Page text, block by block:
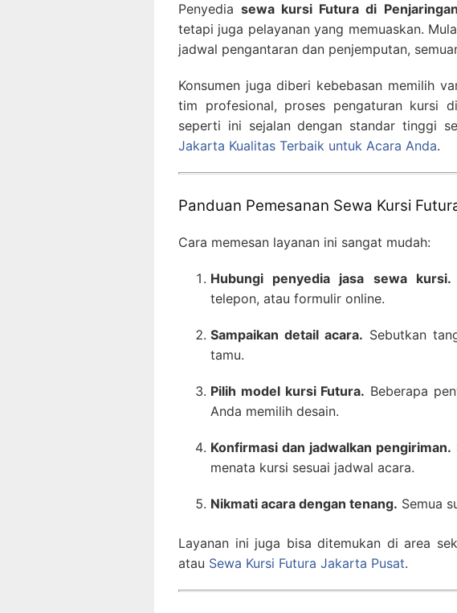
Penyediasewa kursi Futura di Penjaringan
tetapi juga pelayanan yang memuaskan.
jadwal pengantaran dan penjemputan,
Konsumen juga diberi kebebasan memilih
tim profesional, proses pengaturan kursi
seperti ini sejalan dengan standar tinggi
Jakarta Kualitas Terbaik untuk Acara Anda.
Panduan Pemesanan Sewa Kursi
Cara memesan layanan ini sangat mudah:
Hubungi penyedia jasa sewa kursi.
telepon, atau formulir online.
Sampaikan detail acara. Sebutkan
tamu.
Pilih model kursi Futura. Beberapa
Anda memilih desain.
Konfirmasi dan jadwalkan pengiriman.
menata kursi sesuai jadwal acara.
Nikmati acara dengan tenang. Semua
Layanan ini juga bisa ditemukan di area
atau Sewa Kursi Futura Jakarta Pusat.